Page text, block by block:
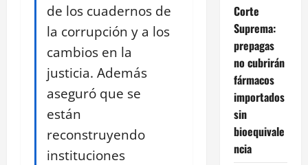
de los cuadernos de
la corrupción y a los
cambios en la
justicia. Además
aseguró que se
están
reconstruyendo
instituciones
Corte
Suprema:
prepagas
no cubrirán
fármacos
importados
sin
bioequivale
ncia